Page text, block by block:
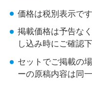
価格は税別表示です
掲載価格は予告な
し込み時にご確認下
セットでご掲載の
ーの原稿内容は同一